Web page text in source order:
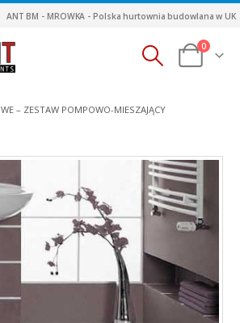
ANT BM - MROWKA - Polska hurtownia budowlana w UK
0
– ZESTAW POMPOWO-MIESZAJĄCY